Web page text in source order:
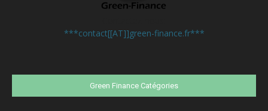
***contact[[AT]]green-finance.fr***
Green Finance Catégories